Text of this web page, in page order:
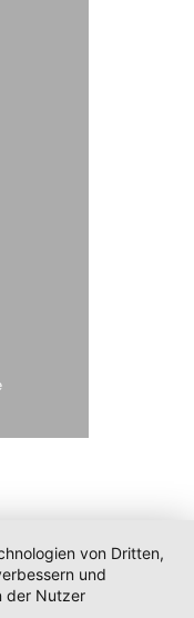
von Dritten,
und
der Nutzer